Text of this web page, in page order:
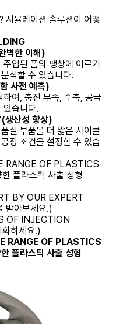
시뮬레이션 솔루션이 어떻
벽한 이해)
입된 폼의 팽창에 이르기
석할 수 있습니다.
사전 예측)
여, 충진 부족, 수축, 공극
있습니다.
산성 향상)
질 부품을 더 짧은 사이클
정 조건을 설정할 수 있습
RANGE OF PLASTICS
플라스틱 사출 성형
BY OUR EXPERT
받아보세요.)
OF INJECTION
하세요.)
RANGE OF PLASTICS
플라스틱 사출 성형